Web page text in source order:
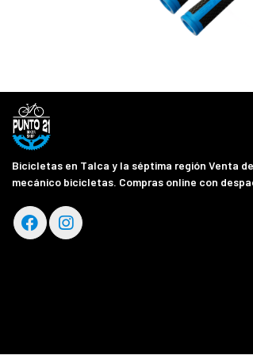
Bicicletas en Talca y la séptima región Venta
mecánico bicicletas. Compras online con